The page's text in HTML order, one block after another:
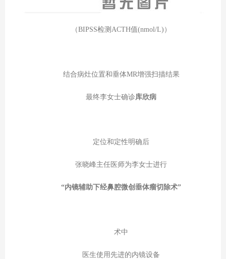
（BIPSS检测ACTH值(nmol/L)）
结合病灶位置和垂体MR增强扫描结果
最终李女士确诊 库欣病
定位和定性明确后
张晓峰主任医师为李女士进行
“内镜辅助下经鼻腔微创垂体瘤切除术”
术中
医生使用先进的内镜设备